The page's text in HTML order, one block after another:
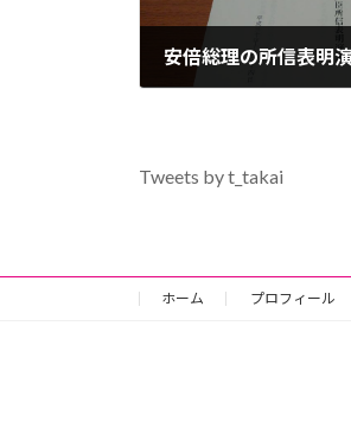
Tweets by t_takai
ホーム プロフィール